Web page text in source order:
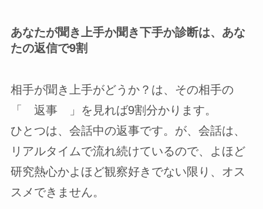
あなたが聞き上手か聞き下手か診断は、あな
たの返信で9割
相手が聞き上手がどうか？は、その相手の
「 返事 」を見れば9割分かります。
ひとつは、会話中の返事です。が、会話は、
リアルタイムで流れ続けているので、よほど
研究熱心かよほど観察好きでない限り、オス
スメできません。